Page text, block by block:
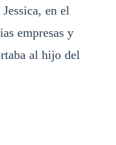
en el
empresas y
al hijo del